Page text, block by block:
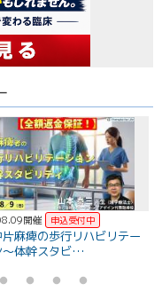
開催
麻痺の歩行リハビリテー
～体幹スタビ…